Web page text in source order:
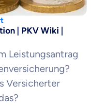
| PKV Wiki |
Leistungsantrag
Versicherter